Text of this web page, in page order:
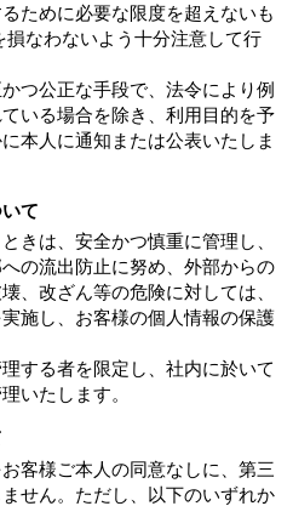
ために必要な限度を超えないも
なわないよう十分注意して行
つ公正な手段で、法令により例
いる場合を除き、利用目的を予
本人に通知または公表いたしま
て
きは、安全かつ慎重に管理し、
の流出防止に努め、外部からの
、改ざん等の危険に対しては、
施し、お客様の個人情報の保護
する者を限定し、社内に於いて
いたします。
客様ご本人の同意なしに、第三
せん。ただし、以下のいずれか